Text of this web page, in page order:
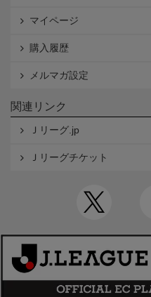
マイページ
購入履歴
メルマガ設定
関連リンク
Ｊリーグ.jp
Ｊリーグチケット